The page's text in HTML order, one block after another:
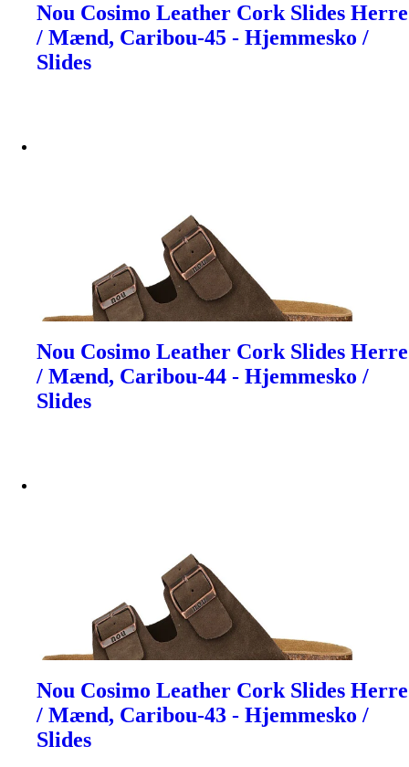
Nou Cosimo Leather Cork Slides Herre
/ Mænd, Caribou-45 - Hjemmesko /
Slides
Nou Cosimo Leather Cork Slides Herre
/ Mænd, Caribou-44 - Hjemmesko /
Slides
Nou Cosimo Leather Cork Slides Herre
/ Mænd, Caribou-43 - Hjemmesko /
Slides